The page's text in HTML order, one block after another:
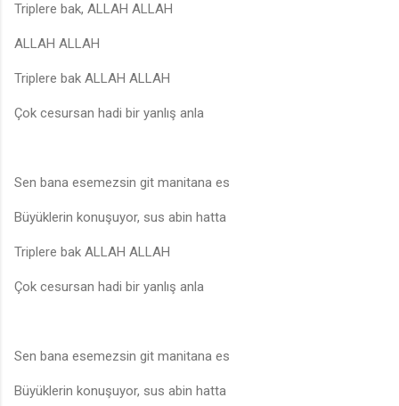
Triplere bak, ALLAH ALLAH
ALLAH ALLAH
Triplere bak ALLAH ALLAH
Çok cesursan hadi bir yanlış anla
Sen bana esemezsin git manitana es
Büyüklerin konuşuyor, sus abin hatta
Triplere bak ALLAH ALLAH
Çok cesursan hadi bir yanlış anla
Sen bana esemezsin git manitana es
Büyüklerin konuşuyor, sus abin hatta